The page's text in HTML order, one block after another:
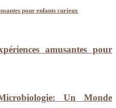
pour enfants curieux
amusantes pour
Un Monde